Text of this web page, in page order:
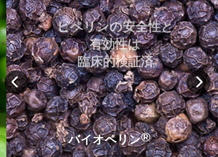
バイオペリン®
ピペリンの安全性と
有効性は
臨床的検証済